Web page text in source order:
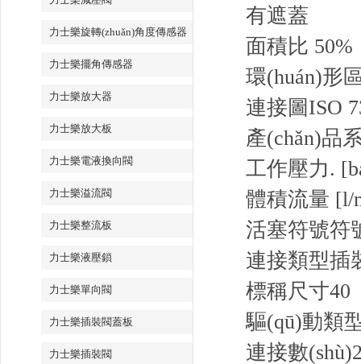
力士樂旋轉(zhuǎn)角度傳感器
力士樂擺角傳感器
力士樂放大器
力士樂放大板
力士樂電液換向閥
力士樂溢流閥
力士樂整流板
力士樂液壓鎖
力士樂單向閥
力士樂插裝閥蓋板
力士樂插裝閥
有遮蓋
面積比 50%
環(huán)形
連接圖ISO
產(chǎn)品
工作壓力.
體積流量 [l/
活塞符號符
連接類型插
標稱尺寸40
驅(qū)動類
連接數(shù)